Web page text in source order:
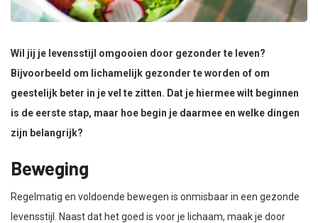
Wil jij je levensstijl omgooien door gezonder te leven?
Bijvoorbeeld om lichamelijk gezonder te worden of om
geestelijk beter in je vel te zitten. Dat je hiermee wilt beginnen
is de eerste stap, maar hoe begin je daarmee en welke dingen
zijn belangrijk?
Beweging
Regelmatig en voldoende bewegen is onmisbaar in een gezonde
levensstijl. Naast dat het goed is voor je lichaam, maak je door